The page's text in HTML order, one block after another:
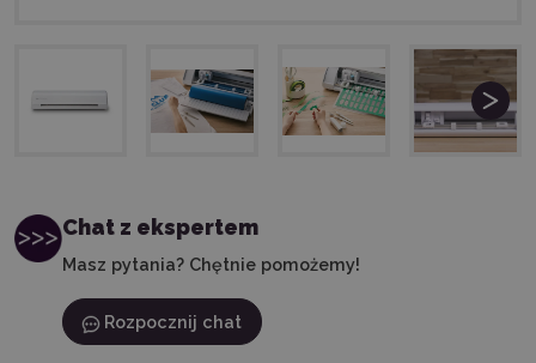
Chat z ekspertem
Masz pytania? Chętnie pomożemy!
Rozpocznij chat